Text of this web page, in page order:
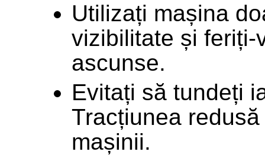
Utilizați mașina
vizibilitate și feriți-
ascunse.
Evitați să tundeți
Tracțiunea
mașinii.